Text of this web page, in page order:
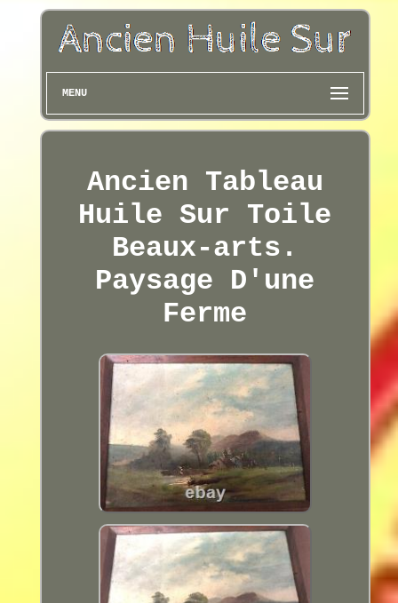
MENU
Ancien Tableau
Huile Sur Toile
Beaux-arts.
Paysage D'une
Ferme